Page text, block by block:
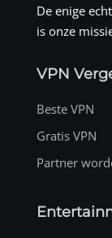
De enige
is onze
VPN
Beste VPN
Gratis VPN
Partner